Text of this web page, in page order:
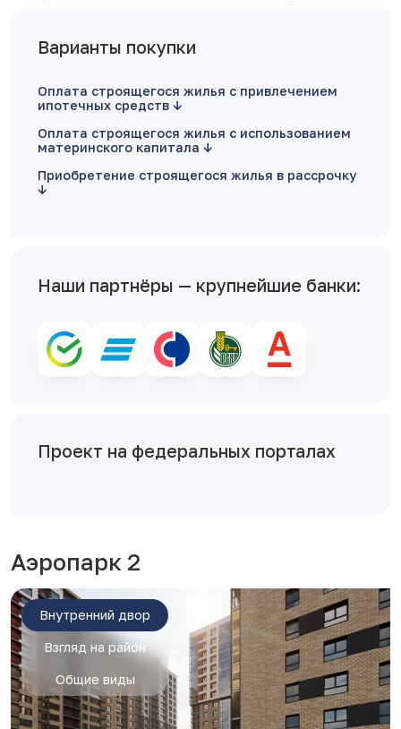
Варианты покупки
Оплата строящегося жилья с привлечением
ипотечных средств
Оплата строящегося жилья с использованием
материнского капитала
Приобретение строящегося жилья в рассрочку
Наши партнёры — крупнейшие банки:
Проект на федеральных порталах
Аэропарк 2
Внутренний двор
Взгляд на район
Общие виды